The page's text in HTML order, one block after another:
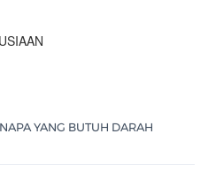
YANG BUTUH DARAH